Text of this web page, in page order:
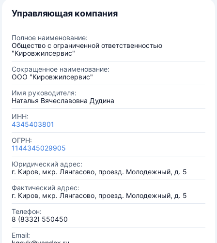
Управляющая компания
Полное наименование:
Общество с ограниченной ответственностью
"Кировжилсервис"
Сокращенное наименование:
ООО "Кировжилсервис"
Имя руководителя:
Наталья Вячеславовна Дудина
ИНН:
4345403801
ОГРН:
1144345029905
Юридический адрес:
г. Киров, мкр. Лянгасово, проезд. Молодежный, д. 5
Фактический адрес:
г. Киров, мкр. Лянгасово, проезд. Молодежный, д. 5
Телефон:
8 (8332) 550450
Email: